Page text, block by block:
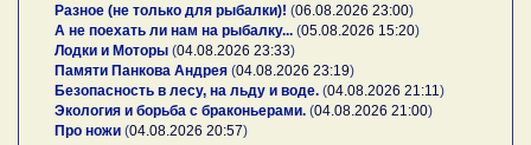
Разное (не только для рыбалки)! (06.08.2026 23:00)
А не поехать ли нам на рыбалку... (05.08.2026 15:20)
Лодки и Моторы (04.08.2026 23:33)
Памяти Панкова Андрея (04.08.2026 23:19)
Безопасность в лесу, на льду и воде. (04.08.2026 21:11 )
Экология и борьба с браконьерами. (04.08.2026 21:00)
Про ножи (04.08.2026 20:57)